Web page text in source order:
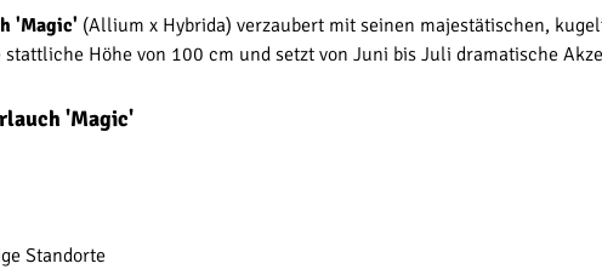
'Magic' (Allium x Hybrida) verzaubert mit seinen majestätischen,
Höhe von 100 cm und setzt von Juni bis Juli dramatische
'Magic'
Standorte